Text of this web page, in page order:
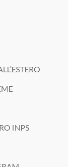
INPS